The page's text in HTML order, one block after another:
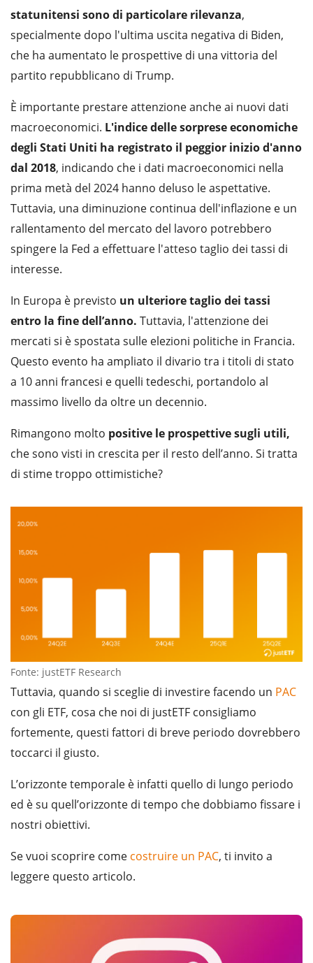
statunitensi sono di particolare rilevanza,
specialmente dopo l'ultima uscita negativa di Biden,
che ha aumentato le prospettive di una vittoria del
partito repubblicano di Trump.
È importante prestare attenzione anche ai nuovi dati
macroeconomici. L'indice delle sorprese economiche
degli Stati Uniti ha registrato il peggior inizio d'anno
dal 2018, indicando che i dati macroeconomici nella
prima metà del 2024 hanno deluso le aspettative.
Tuttavia, una diminuzione continua dell'inflazione e un
rallentamento del mercato del lavoro potrebbero
spingere la Fed a effettuare l'atteso taglio dei tassi di
interesse.
In Europa è previsto un ulteriore taglio dei tassi
entro la fine dell’anno. Tuttavia, l'attenzione dei
mercati si è spostata sulle elezioni politiche in Francia.
Questo evento ha ampliato il divario tra i titoli di stato
a 10 anni francesi e quelli tedeschi, portandolo al
massimo livello da oltre un decennio.
Rimangono molto positive le prospettive sugli utili,
che sono visti in crescita per il resto dell’anno. Si tratta
di stime troppo ottimistiche?
Fonte: justETF Research
Tuttavia, quando si sceglie di investire facendo un PAC
con gli ETF, cosa che noi di justETF consigliamo
fortemente, questi fattori di breve periodo dovrebbero
toccarci il giusto.
L’orizzonte temporale è infatti quello di lungo periodo
ed è su quell’orizzonte di tempo che dobbiamo fissare i
nostri obiettivi.
Se vuoi scoprire come costruire un PAC, ti invito a
leggere questo articolo.